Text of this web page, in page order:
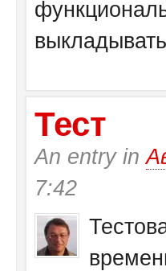
Тест
An entry in
7:42